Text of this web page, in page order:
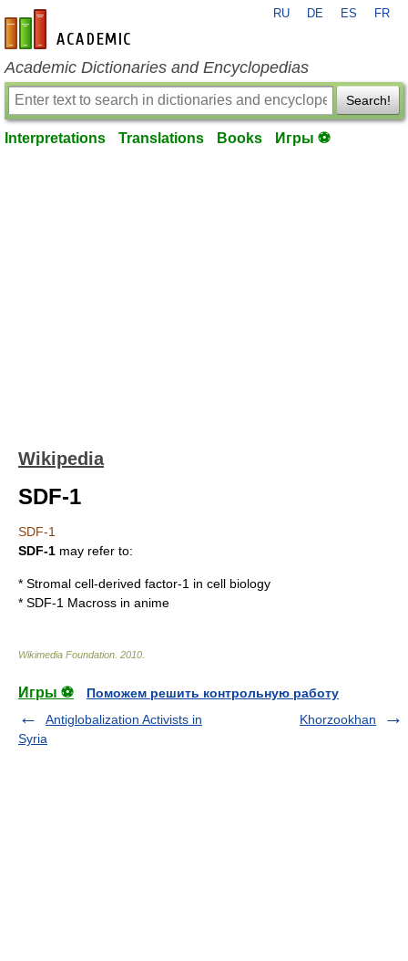
en-academic.com
RU DE ES FR
Academic Dictionaries and Encyclopedias
Search!
Interpretations Translations Books Игры ⚽
Wikipedia
SDF-1
SDF-1
SDF-1 may refer to:
* Stromal cell-derived factor-1 in cell biology
* SDF-1 Macross in anime
Wikimedia Foundation 2010
Игры ⚽
Поможем решить контрольную работу
Antiglobalization Activists in
Syria
Khorzookhan